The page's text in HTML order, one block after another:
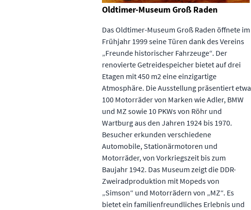
Oldtimer-Museum Groß Raden
Das Oldtimer-Museum Groß Raden öffnete im
Frühjahr 1999 seine Türen dank des Vereins
„Freunde historischer Fahrzeuge“. Der
renovierte Getreidespeicher bietet auf drei
Etagen mit 450 m2 eine einzigartige
Atmosphäre. Die Ausstellung präsentiert etwa
100 Motorräder von Marken wie Adler, BMW
und MZ sowie 10 PKWs von Röhr und
Wartburg aus den Jahren 1924 bis 1970.
Besucher erkunden verschiedene
Automobile, Stationärmotoren und
Motorräder, von Vorkriegszeit bis zum
Baujahr 1942. Das Museum zeigt die DDR-
Zweiradproduktion mit Mopeds von
„Simson“ und Motorrädern von „MZ“. Es
bietet ein familienfreundliches Erlebnis und